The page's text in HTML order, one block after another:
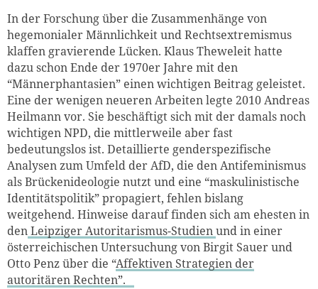
In der Forschung über die Zusammenhänge von
hegemonialer Männlichkeit und Rechtsextremismus
klaffen gravierende Lücken. Klaus Theweleit hatte
dazu schon Ende der 1970er Jahre mit den
“Männerphantasien” einen wichtigen Beitrag geleistet.
Eine der wenigen neueren Arbeiten legte 2010 Andreas
Heilmann vor. Sie beschäftigt sich mit der damals noch
wichtigen NPD, die mittlerweile aber fast
bedeutungslos ist. Detaillierte genderspezifische
Analysen zum Umfeld der AfD, die den Antifeminismus
als Brückenideologie nutzt und eine “maskulinistische
Identitätspolitik” propagiert, fehlen bislang
weitgehend. Hinweise darauf finden sich am ehesten in
denLeipziger Autoritarismus-Studienund in einer
österreichischen Untersuchung von Birgit Sauer und
Otto Penz über die “Affektiven Strategien der
autoritären Rechten”.